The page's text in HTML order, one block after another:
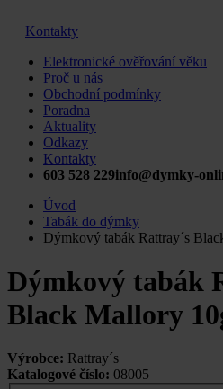
Kontakty
Elektronické ověřování věku
Proč u nás
Obchodní podmínky
Poradna
Aktuality
Odkazy
Kontakty
603 528 229info@dymky-
Úvod
Tabák do dýmky
Dýmkový tabák Rattray´s
Dýmkový tabák
Black Mallory
Výrobce: Rattray´s
Katalogové číslo: 08005